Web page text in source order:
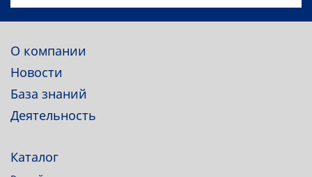
О компании
Новости
База знаний
Деятельность
Каталог